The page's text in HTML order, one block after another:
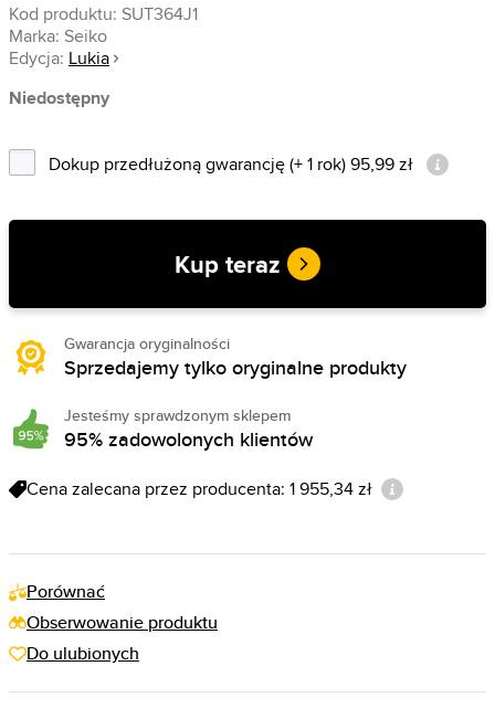
Kod produktu: SUT364J1
Marka: Seiko
Edycja: Lukia
Niedostępny
Dokup przedłużoną gwarancję (+ 1 rok) 95,99 zł
Kup teraz
Gwarancja oryginalności
Sprzedajemy tylko oryginalne produkty
Jesteśmy sprawdzonym sklepem
95% zadowolonych klientów
Cena zalecana przez producenta: 1 955,34 zł
Porównać
Obserwowanie produktu
Do ulubionych